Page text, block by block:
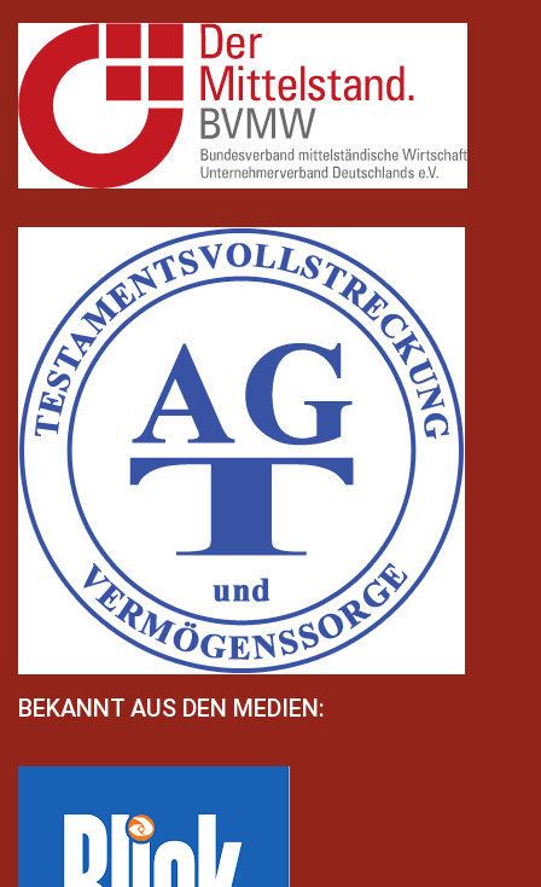
BEKANNT AUS DEN MEDIEN: